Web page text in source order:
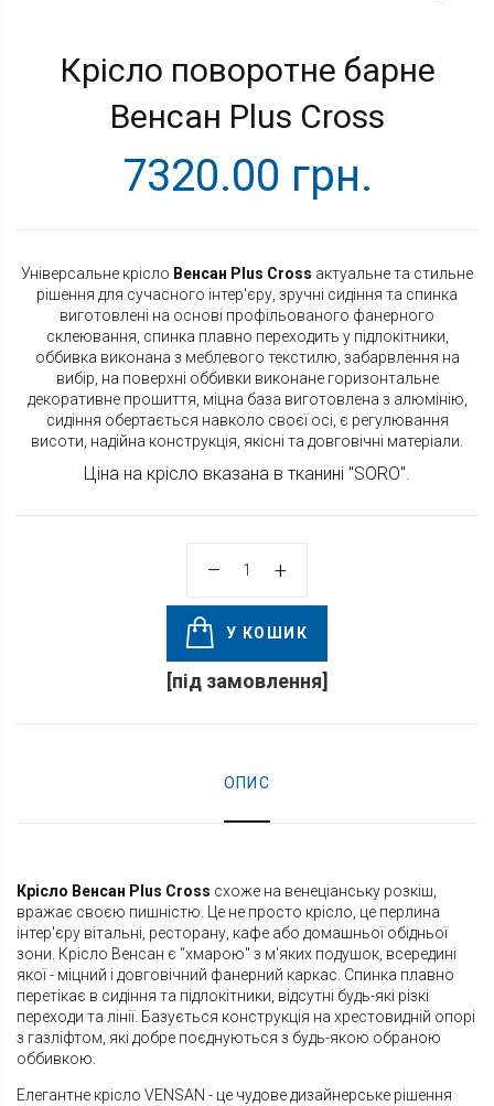
Крісло поворотне барне
Венсан Plus Cross
7320.00 грн.
Універсальне крісло Венсан Plus Cross актуальне та стильне
рішення для сучасного інтер'єру, зручні сидіння та спинка
виготовлені на основі профільованого фанерного
склеювання, спинка плавно переходить у підлокітники,
оббивка виконана з меблевого текстилю, забарвлення на
вибір, на поверхні оббивки виконане горизонтальне
декоративне прошиття, міцна база виготовлена з алюмінію,
сидіння обертається навколо своєї осі, є регулювання
висоти, надійна конструкція, якісні та довговічні матеріали.
Ціна на крісло вказана в тканині "SORO".
У КОШИК
[під замовлення]
ОПИС
Крісло Венсан Plus Cross схоже на венеціанську розкіш,
вражає своєю пишністю. Це не просто крісло, це перлина
інтер'єру вітальні, ресторану, кафе або домашньої обідньої
зони. Крісло Венсан є "хмарою" з м'яких подушок, всередині
якої - міцний і довговічний фанерний каркас. Спинка плавно
перетікає в сидіння та підлокітники, відсутні будь-які різкі
переходи та лінії. Базується конструкція на хрестовидній опорі
з газліфтом, які добре поєднуються з будь-якою обраною
оббивкою.
Елегантне крісло VENSAN - це чудове дизайнерське рішення